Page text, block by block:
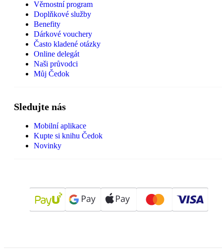
Věrnostní program
Doplňkové služby
Benefity
Dárkové vouchery
Často kladené otázky
Online delegát
Naši průvodci
Můj Čedok
Sledujte nás
Mobilní aplikace
Kupte si knihu Čedok
Novinky